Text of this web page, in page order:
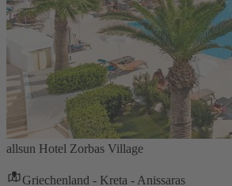
allsun Hotel Zorbas Village
Griechenland - Kreta - Anissaras